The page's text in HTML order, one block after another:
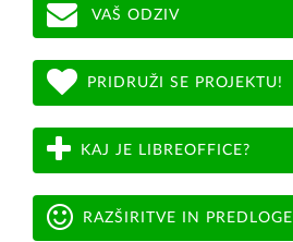
VAŠ ODZIV
PRIDRUŽI SE PROJEKTU!
KAJ JE LIBREOFFICE?
RAZŠIRITVE IN PREDLOGE